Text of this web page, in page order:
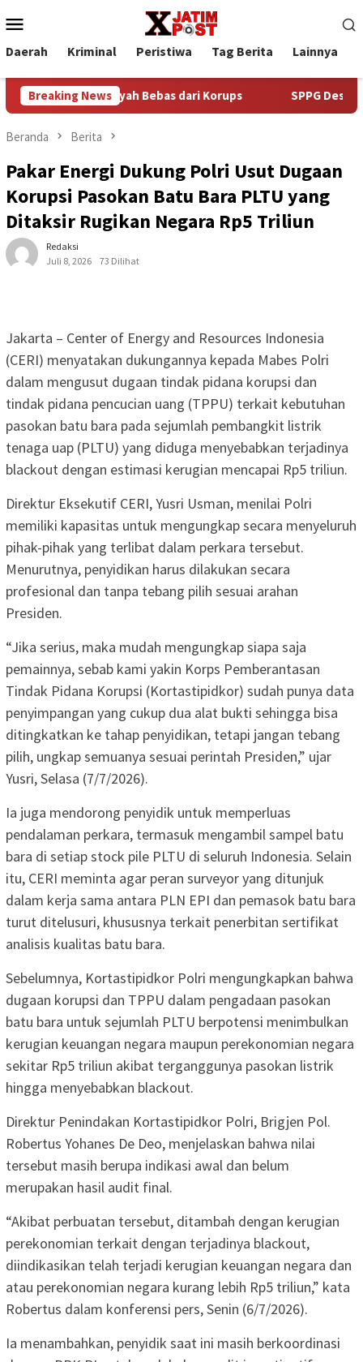
ke
kontenMobile
Daerah Kriminal Peristiwa Tag Berita Lainnya
Breaking News
Wilayah Bebas dari Korups SPPG Desa
Beranda Berita
Pakar Energi Dukung Polri Usut Dugaan
Korupsi Pasokan Batu Bara PLTU yang
Ditaksir Rugikan Negara Rp5 Triliun
Redaksi
Juli 8, 2026
73 Dilihat
Jakarta – Center of Energy and Resources Indonesia
(CERI) menyatakan dukungannya kepada Mabes Polri
dalam mengusut dugaan tindak pidana korupsi dan
tindak pidana pencucian uang (TPPU) terkait kebutuhan
pasokan batu bara pada sejumlah pembangkit listrik
tenaga uap (PLTU) yang diduga menyebabkan terjadinya
blackout dengan estimasi kerugian mencapai Rp5 triliun.
Direktur Eksekutif CERI, Yusri Usman, menilai Polri
memiliki kapasitas untuk mengungkap secara menyeluruh
pihak-pihak yang terlibat dalam perkara tersebut.
Menurutnya, penyidikan harus dilakukan secara
profesional dan tanpa tebang pilih sesuai arahan
Presiden.
“Jika serius, maka mudah mengungkap siapa saja
pemainnya, sebab kami yakin Korps Pemberantasan
Tindak Pidana Korupsi (Kortastipidkor) sudah punya data
penyimpangan yang cukup dua alat bukti sehingga bisa
ditingkatkan ke tahap penyidikan, tetapi jangan tebang
pilih, ungkap semuanya sesuai perintah Presiden,” ujar
Yusri, Selasa (7/7/2026).
Ia juga mendorong penyidik untuk memperluas
pendalaman perkara, termasuk mengambil sampel batu
bara di setiap stock pile PLTU di seluruh Indonesia. Selain
itu, CERI meminta agar peran surveyor yang ditunjuk
dalam kerja sama antara PLN EPI dan pemasok batu bara
turut ditelusuri, khususnya terkait penerbitan sertifikat
analisis kualitas batu bara.
Sebelumnya, Kortastipidkor Polri mengungkapkan bahwa
dugaan korupsi dan TPPU dalam pengadaan pasokan
batu bara untuk sejumlah PLTU berpotensi menimbulkan
kerugian keuangan negara maupun perekonomian negara
sekitar Rp5 triliun akibat terganggunya pasokan listrik
hingga menyebabkan blackout.
Direktur Penindakan Kortastipidkor Polri, Brigjen Pol.
Robertus Yohanes De Deo, menjelaskan bahwa nilai
tersebut masih berupa indikasi awal dan belum
merupakan hasil audit final.
“Akibat perbuatan tersebut, ditambah dengan kerugian
perekonomian terkait dengan terjadinya blackout,
diindikasikan telah terjadi kerugian keuangan negara dan
atau perekonomian negara kurang lebih Rp5 triliun,” kata
Robertus dalam konferensi pers, Senin (6/7/2026).
Ia menambahkan, penyidik saat ini masih berkoordinasi